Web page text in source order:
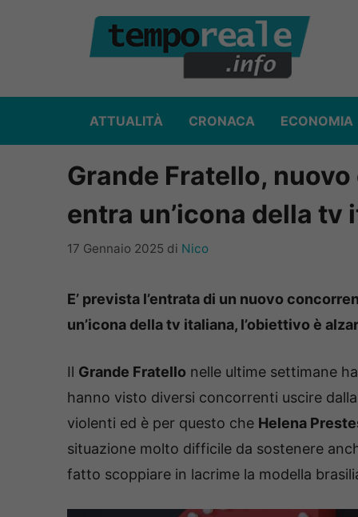
ATTUALITÀ CRONACA ECONOMIA
Grande Fratello,
entra un’icona della tv
17 Gennaio 2025 di Nico
E’ prevista l’entrata di un nuovo
un’icona della tv italiana, l’obiettivo è
Il Grande Fratello nelle ultime settimane
hanno visto diversi concorrenti uscire
violenti ed è per questo che Helena
situazione molto difficile da sostenere
fatto scoppiare in lacrime la modella